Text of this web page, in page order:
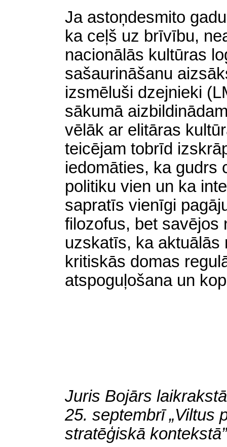
Ja astoņdesmito
ka ceļš uz brīvību,
nacionālās kultūras
sašaurināšanu
izsmēluši dzejnieki
sākumā
vēlāk ar elitāras
teicējam tobrīd
iedomāties, ka gudrs
politiku vien un ka
sapratīs vienīgi
filozofus, bet savējos
uzskatīs, ka aktuālās
kritiskās domas
atspoguļošana un
Juris Bojārs
25. septembrī „Viltus
stratēģiskā kontekstā”